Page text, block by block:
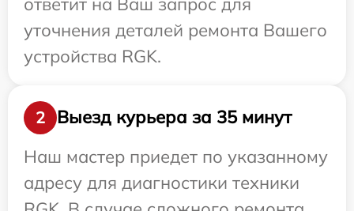
уточнения деталей ремонта Вашего
устройства RGK.
2
Выезд курьера за 35 минут
Наш мастер приедет по указанному
адресу для диагностики техники